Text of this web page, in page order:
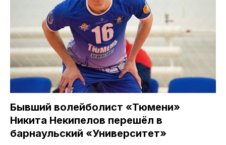
Бывший волейболист «Тюмени»
Никита Некипелов перешёл в
барнаульский «Университет»